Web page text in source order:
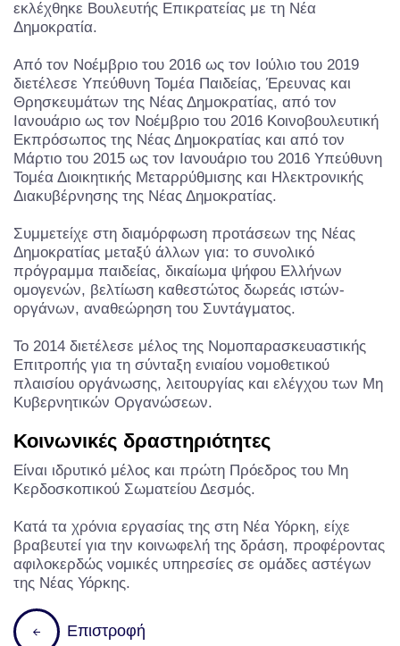
εκλέχθηκε Βουλευτής Επικρατείας με τη Νέα
Δημοκρατία.
Από τον Νοέμβριο του 2016 ως τον Ιούλιο του 2019
διετέλεσε Υπεύθυνη Τομέα Παιδείας, Έρευνας και
Θρησκευμάτων της Νέας Δημοκρατίας, από τον
Ιανουάριο ως τον Νοέμβριο του 2016 Κοινοβουλευτική
Εκπρόσωπος της Νέας Δημοκρατίας και από τον
Μάρτιο του 2015 ως τον Ιανουάριο του 2016 Υπεύθυνη
Τομέα Διοικητικής Μεταρρύθμισης και Ηλεκτρονικής
Διακυβέρνησης της Νέας Δημοκρατίας.
Συμμετείχε στη διαμόρφωση προτάσεων της Νέας
Δημοκρατίας μεταξύ άλλων για: το συνολικό
πρόγραμμα παιδείας, δικαίωμα ψήφου Ελλήνων
ομογενών, βελτίωση καθεστώτος δωρεάς ιστών-
οργάνων, αναθεώρηση του Συντάγματος.
Το 2014 διετέλεσε μέλος της Νομοπαρασκευαστικής
Επιτροπής για τη σύνταξη ενιαίου νομοθετικού
πλαισίου οργάνωσης, λειτουργίας και ελέγχου των Μη
Κυβερνητικών Οργανώσεων.
Κοινωνικές δραστηριότητες
Είναι ιδρυτικό μέλος και πρώτη Πρόεδρος του Μη
Κερδοσκοπικού Σωματείου Δεσμός.
Κατά τα χρόνια εργασίας της στη Νέα Υόρκη, είχε
βραβευτεί για την κοινωφελή της δράση, προφέροντας
αφιλοκερδώς νομικές υπηρεσίες σε ομάδες αστέγων
της Νέας Υόρκης.
Επιστροφή